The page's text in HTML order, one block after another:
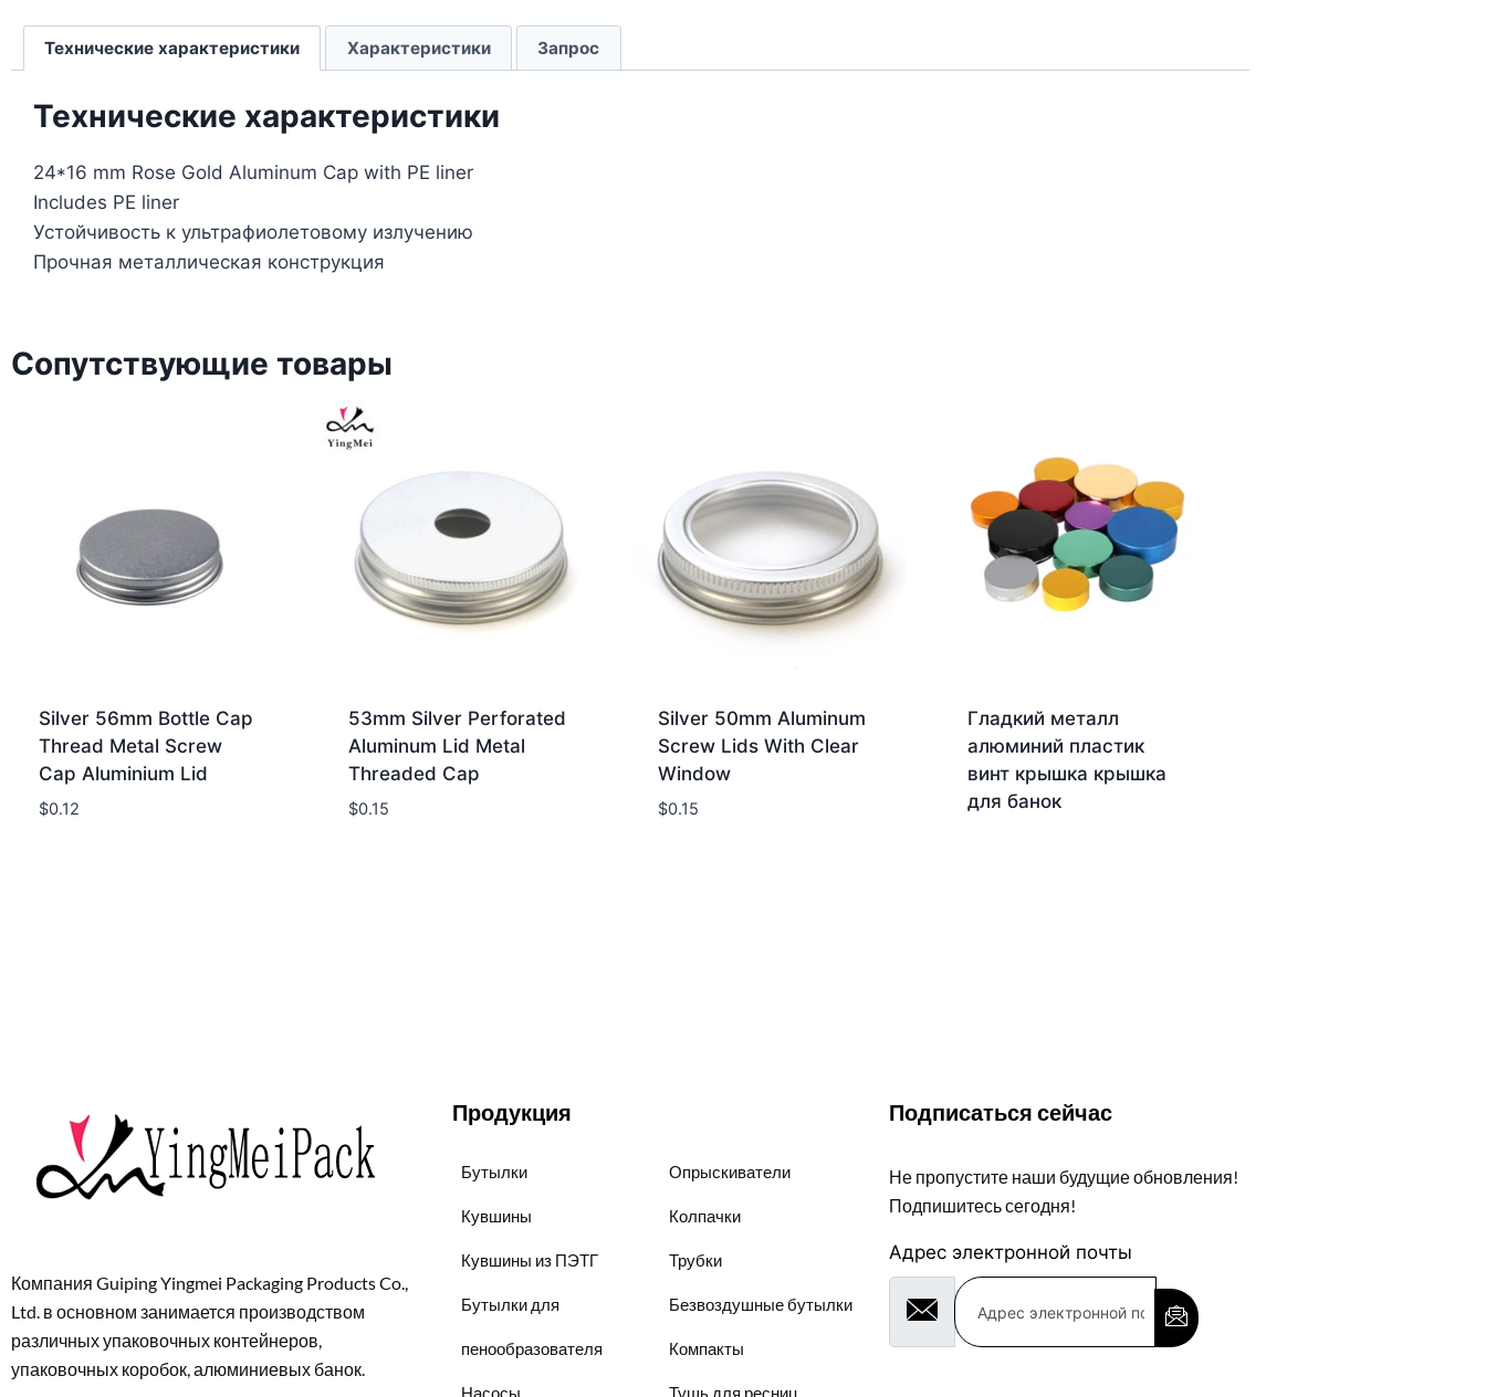
Технические характеристики Характеристики Запрос
Технические характеристики
24*16 mm Rose Gold Aluminum Cap with PE liner
Includes PE liner
Устойчивость к ультрафиолетовому излучению
Прочная металлическая конструкция
Сопутствующие товары
Silver 56mm Bottle Cap
Thread Metal Screw
Cap Aluminium Lid
$0.12
53mm Silver Perforated
Aluminum Lid Metal
Threaded Cap
$0.15
Silver 50mm Aluminum
Screw Lids With Clear
Window
$0.15
Гладкий металл
алюминий пластик
винт крышка крышка
для банок
Компания Guiping Yingmei Packaging Products Co.,
Ltd. в основном занимается производством
различных упаковочных контейнеров,
упаковочных коробок, алюминиевых банок.
Продукция
Бутылки
Кувшины
Кувшины из ПЭТГ
Бутылки для
пенообразователя
Насосы
Опрыскиватели
Колпачки
Трубки
Безвоздушные бутылки
Компакты
Тушь для ресниц
Подписаться сейчас
Не пропустите наши будущие обновления!
Подпишитесь сегодня!
Адрес электронной почты